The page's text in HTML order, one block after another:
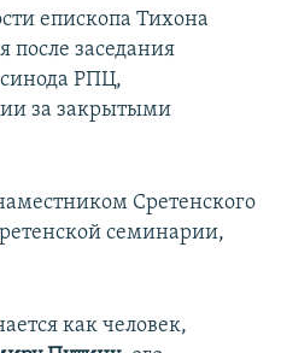
епископа Тихона
после заседания
РПЦ​,
за закрытыми
Сретенского
семинарии,
как человек,